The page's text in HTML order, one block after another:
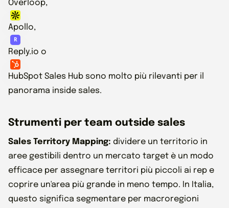
Overloop,
Apollo,
Reply.io o
HubSpot Sales Hub sono molto più rilevanti per il
panorama inside sales.
Strumenti per team outside sales
Sales Territory Mapping: dividere un territorio in
aree gestibili dentro un mercato target è un modo
efficace per assegnare territori più piccoli ai rep e
coprire un'area più grande in meno tempo. In Italia,
questo significa segmentare per macroregioni